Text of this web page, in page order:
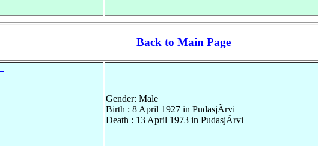
Back to Main Page
Gender: Male
Birth : 8 April 1927 in PudasjÃrvi
Death : 13 April 1973 in PudasjÃrvi